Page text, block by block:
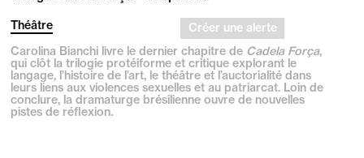
Théâtre
Créer une alerte
Carolina Bianchi livre le dernier chapitre de Cadela Força,
qui clôt la trilogie protéiforme et critique explorant le
langage, l’histoire de l’art, le théâtre et l’auctorialité dans
leurs liens aux violences sexuelles et au patriarcat. Loin de
conclure, la dramaturge brésilienne ouvre de nouvelles
pistes de réflexion.